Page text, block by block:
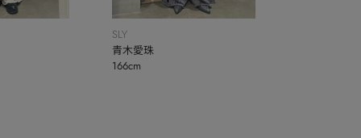
SLY
青木愛珠
166cm